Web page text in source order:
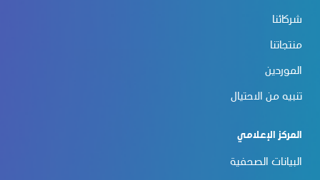
شركائنا
منتجاتنا
الموردين
تنبيه من الاحتيال
المركز الإعلامي
البيانات الصحفية